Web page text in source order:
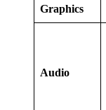
Graphics
Audio